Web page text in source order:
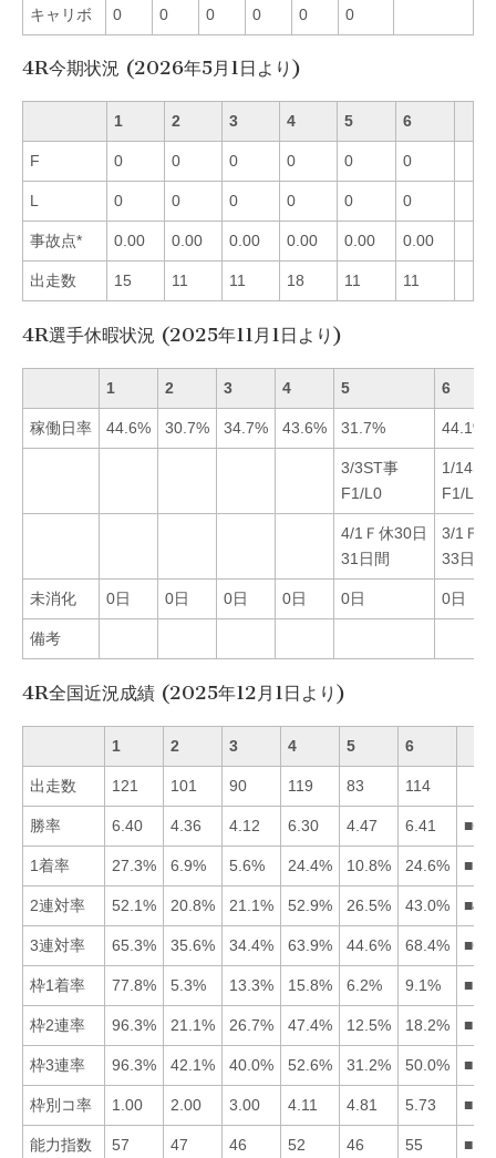
キャリボ 0 0 0 0 0 0
4R今期状況 (2026年5月1日より)
1 2 3 4 5 6
F 0 0 0 0 0 0
L 0 0 0 0 0 0
事故点* 0.00 0.00 0.00 0.00 0.00 0.00
出走数 15 11 11 18 11 11
4R選手休暇状況 (2025年11月1日より)
1 2 3 4 5 6
稼働日率 44.6% 30.7% 34.7% 43.6% 31.7% 44.1%
3/3ST事
F1/L0
1/14ST
F1/L0
4/1Ｆ休30日
31日間
3/1Ｆ
33日間
未消化 0日 0日 0日 0日 0日 0日
備考
4R全国近況成績 (2025年12月1日より)
1 2 3 4 5 6
出走数 121 101 90 119 83 114
勝率 6.40 4.36 4.12 6.30 4.47 6.41
1着率 27.3% 6.9% 5.6% 24.4% 10.8% 24.6%
2連対率 52.1% 20.8% 21.1% 52.9% 26.5% 43.0%
3連対率 65.3% 35.6% 34.4% 63.9% 44.6% 68.4%
枠1着率 77.8% 5.3% 13.3% 15.8% 6.2% 9.1%
枠2連率 96.3% 21.1% 26.7% 47.4% 12.5% 18.2%
枠3連率 96.3% 42.1% 40.0% 52.6% 31.2% 50.0%
枠別コ率 1.00 2.00 3.00 4.11 4.81 5.73
能力指数 57 47 46 52 46 55